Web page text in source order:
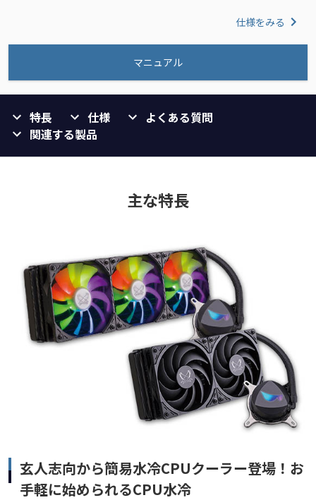
仕様をみる
マニュアル
特長 仕様
よくある質問
関連する製品
主な特長
玄人志向から簡易水冷CPUクーラー登場！お
手軽に始められるCPU水冷